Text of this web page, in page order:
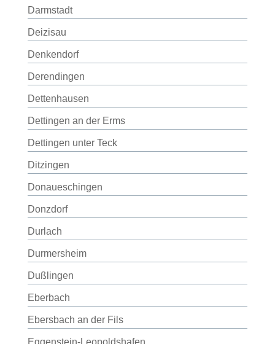
Darmstadt
Deizisau
Denkendorf
Derendingen
Dettenhausen
Dettingen an der Erms
Dettingen unter Teck
Ditzingen
Donaueschingen
Donzdorf
Durlach
Durmersheim
Dußlingen
Eberbach
Ebersbach an der Fils
Eggenstein-Leopoldshafen